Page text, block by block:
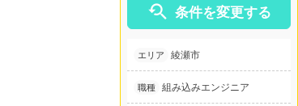
 条件を変更する
エリア 綾瀬市
職種 組み込みエンジニア